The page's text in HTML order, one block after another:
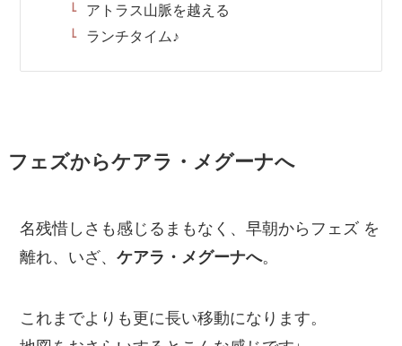
アトラス山脈を越える
ランチタイム♪
フェズからケアラ・メグーナへ
名残惜しさも感じるまもなく、早朝からフェズ を
離れ、いざ、ケアラ・メグーナへ。
これまでよりも更に長い移動になります。